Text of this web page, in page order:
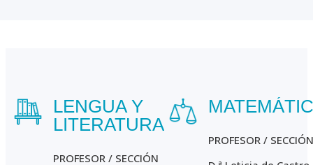
LENGUA Y
LITERATURA
PROFESOR / SECCIÓN
PROFESOR / SECCIÓN